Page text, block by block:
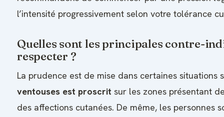
l’intensité progressivement selon votre tolérance
Quelles sont les principales contre-
respecter ?
La prudence est de mise dans certaines situations
ventouses est proscrit sur les zones présentant
des affections cutanées. De même, les personnes